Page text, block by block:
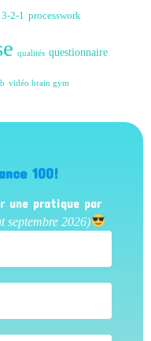
3-2-1 processwork
qualités questionnaire
vidéo brain gym
100!
une pratique par
septembre 2026)